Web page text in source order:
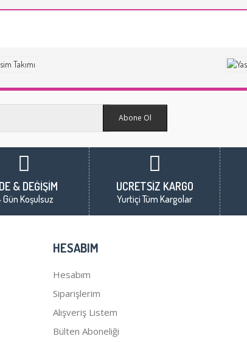
Abone Ol
& DEĞİŞİM
Gün Koşulsuz
ÜCRETSİZ KARGO
Yurtiçi Tüm Kargolar
HESABIM
Hesabım
Siparişlerim
Alışveriş Listem
Bülten Aboneliği